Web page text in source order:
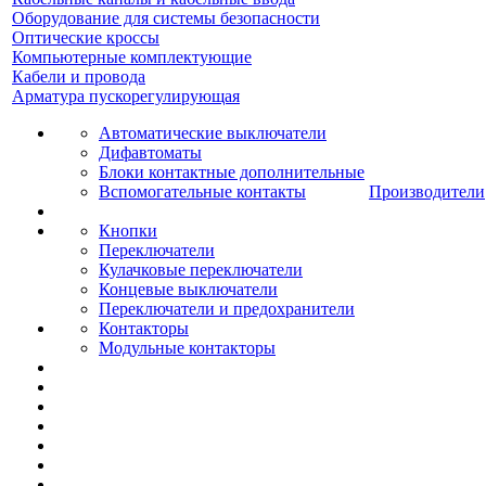
Оборудование для системы безопасности
Оптические кроссы
Компьютерные комплектующие
Кабели и провода
Арматура пускорегулирующая
Автоматические выключатели
Дифавтоматы
Блоки контактные дополнительные
Вспомогательные контакты
Кнопки
Переключатели
Кулачковые переключатели
Концевые выключатели
Переключатели и предохранители
Контакторы
Модульные контакторы
Производители